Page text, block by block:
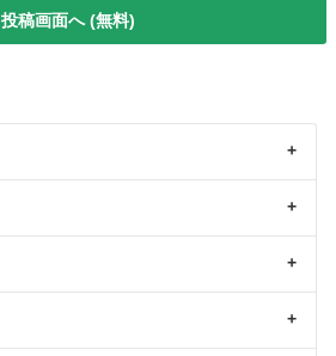
投稿画面へ (無料)